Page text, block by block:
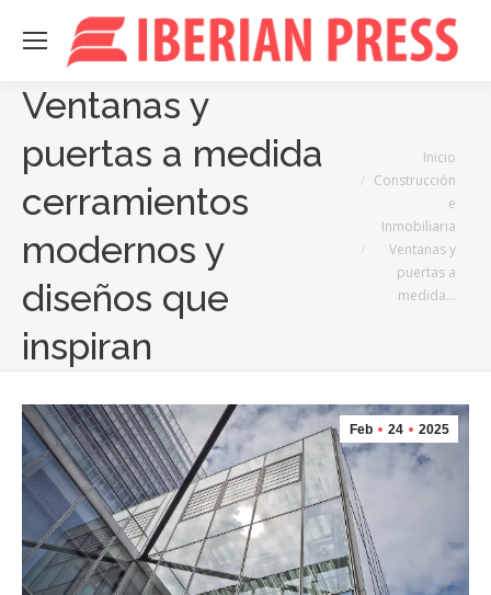
Ventanas y
puertas a medida
cerramientos
modernos y
diseños que
inspiran
Inicio
Construcción
e
Inmobiliaria
Ventanas y
puertas a
medida…
Feb 24 2025